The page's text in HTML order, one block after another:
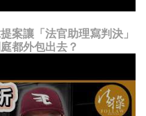
案讓「法官助理寫判決」
都外包出去？